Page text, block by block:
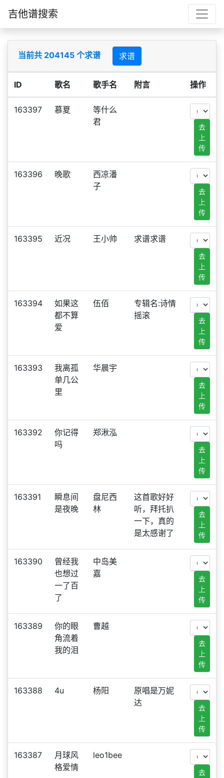
吉他谱搜索
当前共 204145 个求谱 求谱
ID 歌名 歌手名 附言 操作
163397 慕夏
等什么
君
去
上
传
163396 晚歌
西凉潘
子
去
上
传
163395 近况 王小帅 求谱求谱
去
上
传
163394
如果这
都不算
爱
伍佰
专辑名:诗情
摇滚
去
上
传
163393
我离孤
单几公
里
华晨宇
去
上
传
163392
你记得
吗
郑湫泓
去
上
传
163391
瞬息间
是夜晚
盘尼西
林
这首歌好好
听，拜托扒
一下，真的
是太感谢了
去
上
传
163390
曾经我
也想过
一了百
了
中岛美
嘉
去
上
传
163389
你的眼
角流着
我的泪
曹越
去
上
传
163388 4u 杨阳
原唱是万妮
达
去
上
传
163387
月球风
格爱情
leo1bee
去